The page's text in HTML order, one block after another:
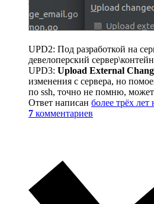
UPD2: Под разработкой на
девелоперский
UPD3: Upload External
изменения с сервера, но
по ssh, точно не помню,
Ответ написан более трёх лет
7 комментариев